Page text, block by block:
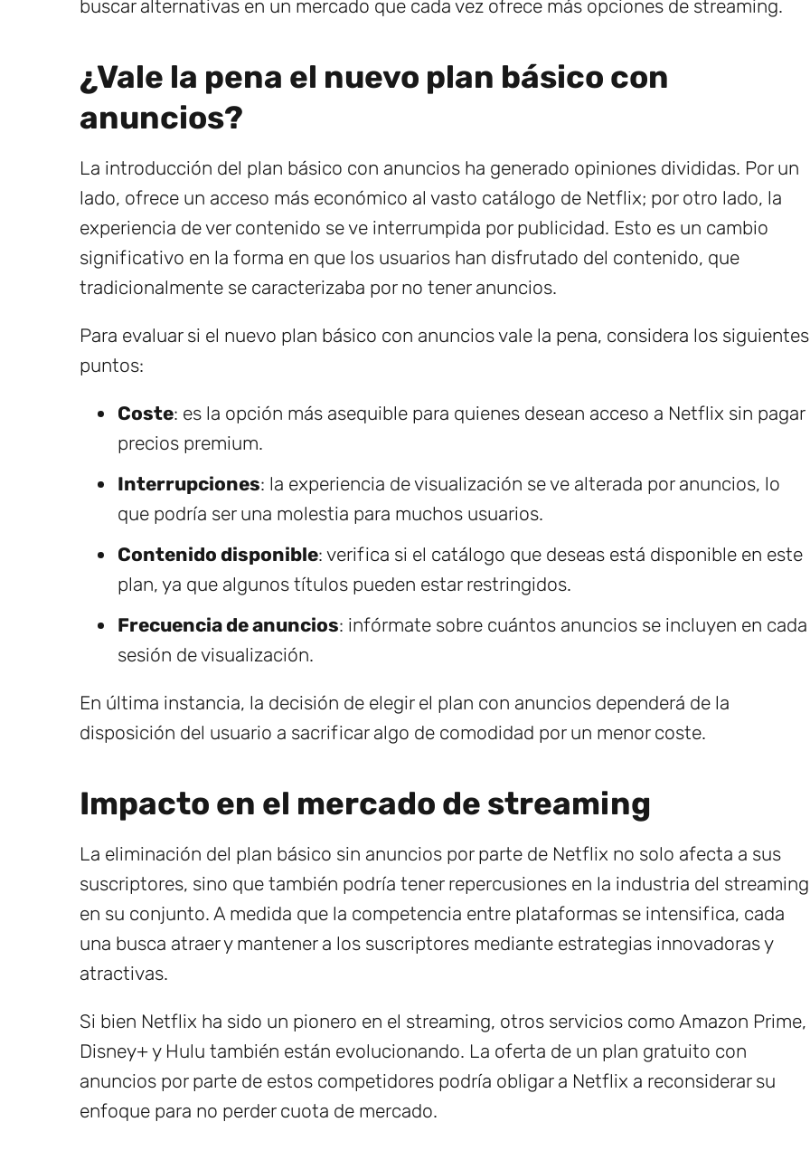
buscar alternativas en un mercado que cada vez ofrece más opciones de streaming.
¿Vale la pena el nuevo plan básico con
anuncios?
La introducción del plan básico con anuncios ha generado opiniones divididas. Por un
lado, ofrece un acceso más económico al vasto catálogo de Netflix; por otro lado, la
experiencia de ver contenido se ve interrumpida por publicidad. Esto es un cambio
significativo en la forma en que los usuarios han disfrutado del contenido, que
tradicionalmente se caracterizaba por no tener anuncios.
Para evaluar si el nuevo plan básico con anuncios vale la pena, considera los siguientes
puntos:
Coste: es la opción más asequible para quienes desean acceso a Netflix sin pagar
precios premium.
Interrupciones: la experiencia de visualización se ve alterada por anuncios, lo
que podría ser una molestia para muchos usuarios.
Contenido disponible: verifica si el catálogo que deseas está disponible en este
plan, ya que algunos títulos pueden estar restringidos.
Frecuencia de anuncios: infórmate sobre cuántos anuncios se incluyen en cada
sesión de visualización.
En última instancia, la decisión de elegir el plan con anuncios dependerá de la
disposición del usuario a sacrificar algo de comodidad por un menor coste.
Impacto en el mercado de streaming
La eliminación del plan básico sin anuncios por parte de Netflix no solo afecta a sus
suscriptores, sino que también podría tener repercusiones en la industria del streaming
en su conjunto. A medida que la competencia entre plataformas se intensifica, cada
una busca atraer y mantener a los suscriptores mediante estrategias innovadoras y
atractivas.
Si bien Netflix ha sido un pionero en el streaming, otros servicios como Amazon Prime,
Disney+ y Hulu también están evolucionando. La oferta de un plan gratuito con
anuncios por parte de estos competidores podría obligar a Netflix a reconsiderar su
enfoque para no perder cuota de mercado.